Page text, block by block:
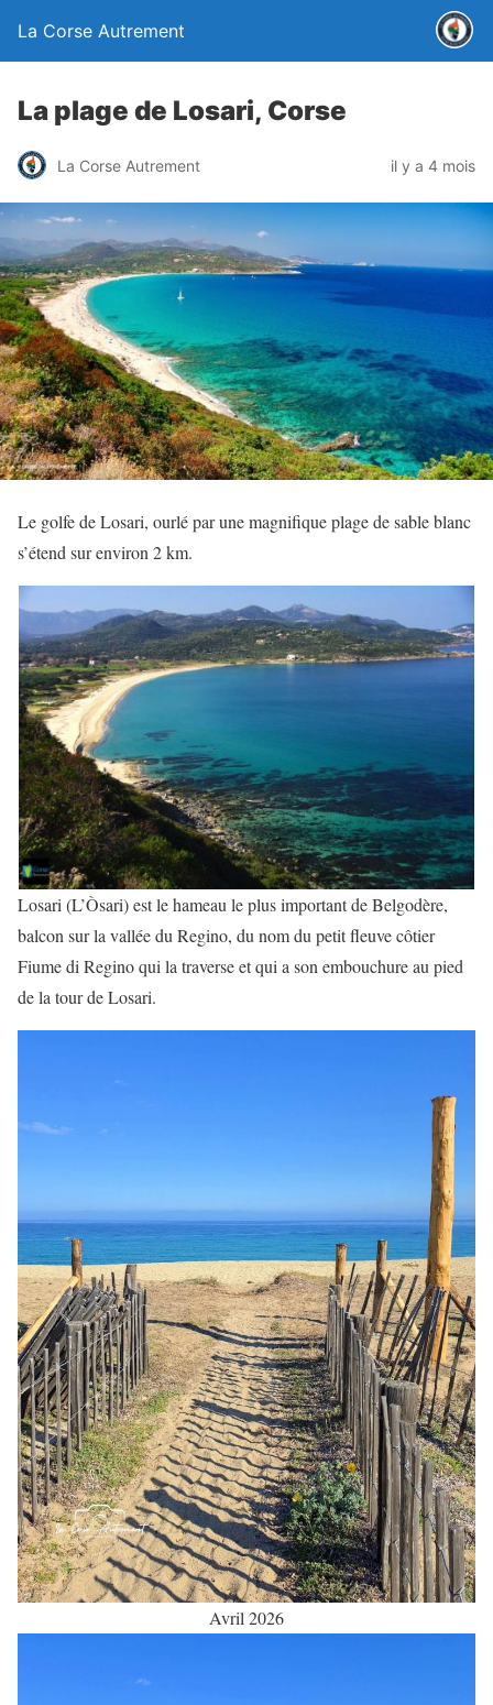
La Corse Autrement
La plage de Losari, Corse
La Corse Autrement il y a 4 mois
Le golfe de Losari, ourlé par une magnifique plage de sable blanc
s’étend sur environ 2 km.
Losari (L’Òsari) est le hameau le plus important de Belgodère,
balcon sur la vallée du Regino, du nom du petit fleuve côtier
Fiume di Regino qui la traverse et qui a son embouchure au pied
de la tour de Losari.
Avril 2026